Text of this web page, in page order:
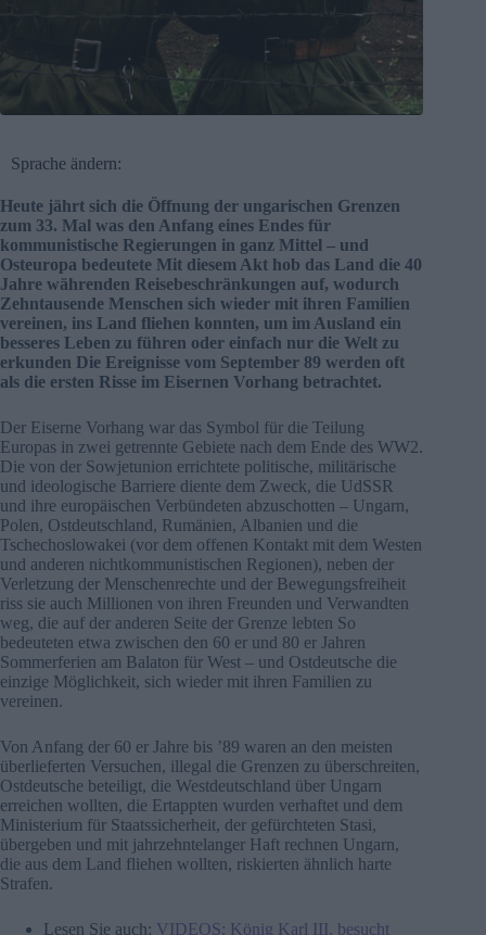
Sprache ändern:
Heute jährt sich die Öffnung der ungarischen Grenzen
zum 33. Mal was den Anfang eines Endes für
kommunistische Regierungen in ganz Mittel – und
Osteuropa bedeutete Mit diesem Akt hob das Land die 40
Jahre währenden Reisebeschränkungen auf, wodurch
Zehntausende Menschen sich wieder mit ihren Familien
vereinen, ins Land fliehen konnten, um im Ausland ein
besseres Leben zu führen oder einfach nur die Welt zu
erkunden Die Ereignisse vom September 89 werden oft
als die ersten Risse im Eisernen Vorhang betrachtet.
Der Eiserne Vorhang war das Symbol für die Teilung
Europas in zwei getrennte Gebiete nach dem Ende des WW2.
Die von der Sowjetunion errichtete politische, militärische
und ideologische Barriere diente dem Zweck, die UdSSR
und ihre europäischen Verbündeten abzuschotten – Ungarn,
Polen, Ostdeutschland, Rumänien, Albanien und die
Tschechoslowakei (vor dem offenen Kontakt mit dem Westen
und anderen nichtkommunistischen Regionen), neben der
Verletzung der Menschenrechte und der Bewegungsfreiheit
riss sie auch Millionen von ihren Freunden und Verwandten
weg, die auf der anderen Seite der Grenze lebten So
bedeuteten etwa zwischen den 60 er und 80 er Jahren
Sommerferien am Balaton für West – und Ostdeutsche die
einzige Möglichkeit, sich wieder mit ihren Familien zu
vereinen.
Von Anfang der 60 er Jahre bis ’89 waren an den meisten
überlieferten Versuchen, illegal die Grenzen zu überschreiten,
Ostdeutsche beteiligt, die Westdeutschland über Ungarn
erreichen wollten, die Ertappten wurden verhaftet und dem
Ministerium für Staatssicherheit, der gefürchteten Stasi,
übergeben und mit jahrzehntelanger Haft rechnen Ungarn,
die aus dem Land fliehen wollten, riskierten ähnlich harte
Strafen.
Lesen Sie auch: VIDEOS: König Karl III. besucht